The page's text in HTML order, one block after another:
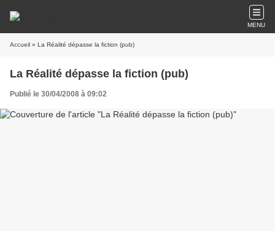
MENU
Accueil » La Réalité dépasse la fiction (pub)
La Réalité dépasse la fiction (pub)
Publié le 30/04/2008 à 09:02